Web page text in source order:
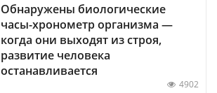
Обнаружены биологические
часы-хронометр организма —
когда они выходят из строя,
развитие человека
останавливается
4902